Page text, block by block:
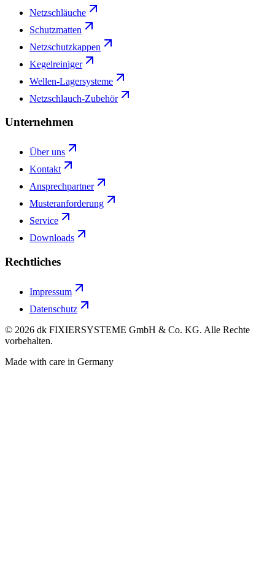
Netzschläuche
Schutzmatten
Netzschutzkappen
Kegelreiniger
Wellen-Lagersysteme
Netzschlauch-Zubehör
Unternehmen
Über uns
Kontakt
Ansprechpartner
Musteranforderung
Service
Downloads
Rechtliches
Impressum
Datenschutz
© 2026 dk FIXIERSYSTEME GmbH & Co. KG. Alle Rechte
vorbehalten.
Made with care in Germany